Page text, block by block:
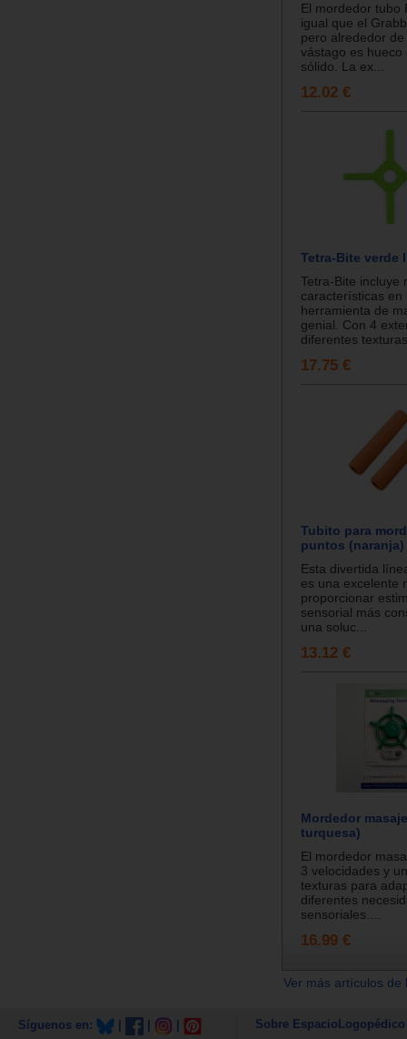
El mordedor tubo
igual que el
pero alrededor
vástago es hueco
sólido. La ex...
12.02 €
Tetra-Bite verde
Tetra-Bite incluye
características en
herramienta de
genial. Con 4
diferentes
17.75 €
Tubito para
puntos (naranja)
Esta divertida
es una excelente
proporcionar
sensorial más
una soluc...
13.12 €
Mordedor
turquesa)
El mordedor
3 velocidades y
texturas para
diferentes
sensoriales....
16.99 €
Ver más artículos
Síguenos en: Sobre EspacioLogopédico